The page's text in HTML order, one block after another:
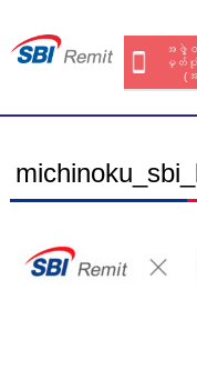
အဖွဲ့
မှတ်
(